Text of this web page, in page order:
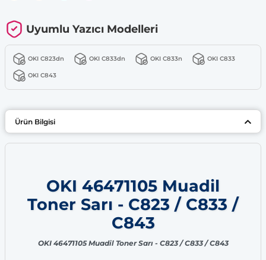
Uyumlu Yazıcı Modelleri
OKI C823dn OKI C833dn OKI C833n OKI C833
OKI C843
Ürün Bilgisi
OKI 46471105 Muadil
Toner Sarı - C823 / C833 /
C843
OKI 46471105 Muadil Toner Sarı - C823 / C833 / C843